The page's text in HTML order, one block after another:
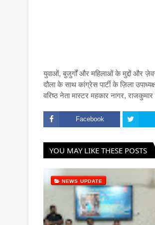
युवाओं, बुजुर्गों और महिलाओं के मुद्दों और
दौला के साथ कांग्रेस पार्टी के ज़िला
वरिष्ठ नेता मास्टर महकार नागर,
Facebook
YOU MAY LIKE THESE POSTS
NEWS UPDATE